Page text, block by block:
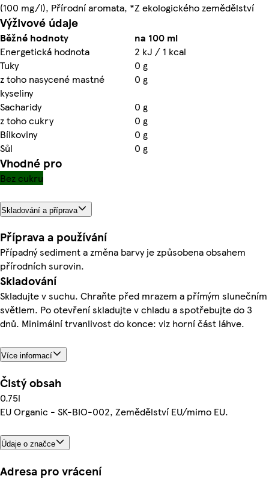
(100 mg/l), Přírodní aromata, *Z ekologického zemědělství
Výživové údaje
Běžné hodnoty
na 100 ml
Energetická hodnota
2 kJ / 1 kcal
Tuky
0 g
z toho nasycené mastné
kyseliny
0 g
Sacharidy
0 g
z toho cukry
0 g
Bílkoviny
0 g
Sůl
0 g
Vhodné pro
Bez cukru
Skladování a příprava
Příprava a používání
Případný sediment a změna barvy je způsobena obsahem
přírodních surovin.
Skladování
Skladujte v suchu. Chraňte před mrazem a přímým slunečním
světlem. Po otevření skladujte v chladu a spotřebujte do 3
dnů. Minimální trvanlivost do konce: viz horní část láhve.
Více informací
Čistý obsah
0.75l
EU Organic - SK-BIO-002, Zemědělství EU/mimo EU.
Údaje o značce
Adresa pro vrácení